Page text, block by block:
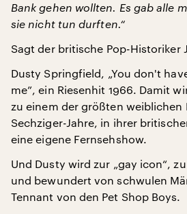
Bank gehen wollten. Es gab alle
sie nicht tun durften.“
Sagt der britische Pop-Historiker
Dusty Springfield, „You don't
me”, ein Riesenhit 1966. Damit
zu einem der größten weiblichen
Sechziger-Jahre, in ihrer
eine eigene Fernsehshow.
Und Dusty wird zur „gay icon“,
und bewundert von schwulen
Tennant von den Pet Shop Boys.